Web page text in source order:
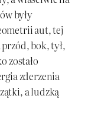
były
aut, tej
bok, tył,
zostało
zderzenia
a ludzką